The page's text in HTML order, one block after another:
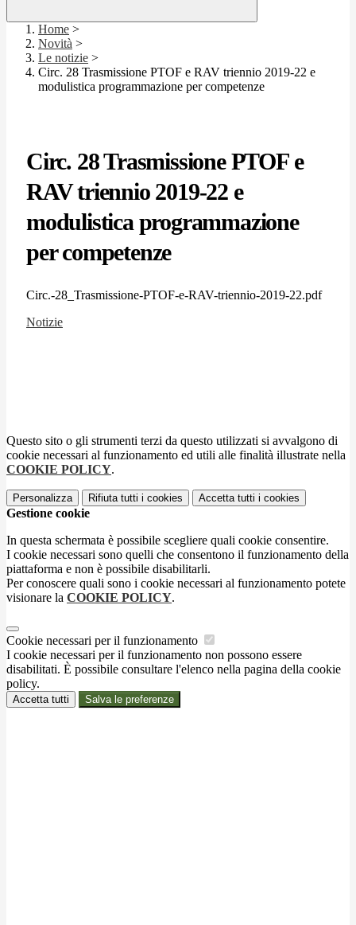
Home >
Novità >
Le notizie >
Circ. 28 Trasmissione PTOF e RAV triennio 2019-22 e
modulistica programmazione per competenze
Circ. 28 Trasmissione PTOF e
RAV triennio 2019-22 e
modulistica programmazione
per competenze
Circ.-28_Trasmissione-PTOF-e-RAV-triennio-2019-22.pdf
Notizie
Questo sito o gli strumenti terzi da questo utilizzati si avvalgono di
cookie necessari al funzionamento ed utili alle finalità illustrate nella
COOKIE POLICY.
Personalizza Rifiuta tutti i cookies Accetta tutti i cookies
Gestione cookie
In questa schermata è possibile scegliere quali cookie consentire.
I cookie necessari sono quelli che consentono il funzionamento della
piattaforma e non è possibile disabilitarli.
Per conoscere quali sono i cookie necessari al funzionamento potete
visionare la COOKIE POLICY.
Cookie necessari per il funzionamento
I cookie necessari per il funzionamento non possono essere
disabilitati. È possibile consultare l'elenco nella pagina della cookie
policy.
Accetta tutti Salva le preferenze